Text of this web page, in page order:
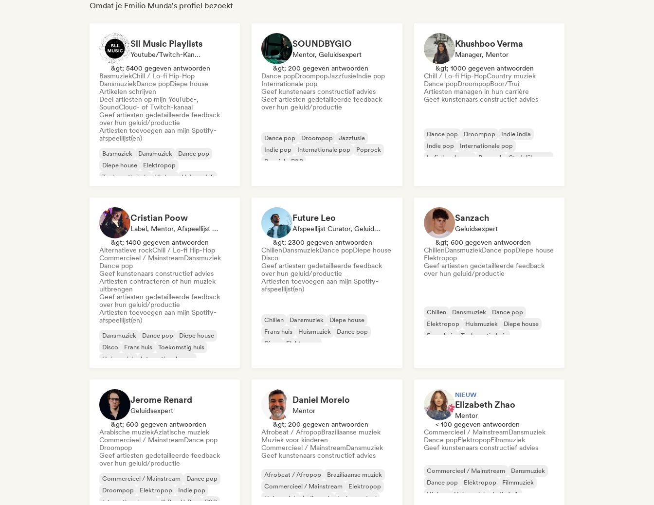
Omdat je Emilio Munda's profiel bezoekt
Sll Music Playlists
Youtube/Twitch-Kanaal, Media Outlet/Journalist, Afspeellijst Curator, Geluidsexpert
&gt; 5400 gegeven antwoorden
BasmuziekChill / Lo-fi Hip-Hop
DansmuziekDance popDiepe house
Artikelen schrijven
Deel artiesten op mijn YouTube-,
SoundCloud- of Twitch-kanaal
Geef artiesten gedetailleerde feedback
over hun geluid/productie
Artiesten toevoegen aan mijn Spotify-
afspeellijst(en)
Basmuziek Dansmuziek
Dance pop
Diepe house
Elektropop
Toekomstig huis
Hiphop Huismuziek
SOUNDBYGIO
Mentor, Geluidsexpert
&gt; 200 gegeven antwoorden
Dance popDroompopJazzfusieIndie pop
Internationale pop
Geef kunstenaars constructief advies
Geef artiesten gedetailleerde feedback
over hun geluid/productie
Dance pop Droompop
Jazzfusie
Indie pop
Internationale pop
Poprock
Popziel
R&B
Khushboo Verma
Manager, Mentor
&gt; 1000 gegeven antwoorden
Chill / Lo-fi Hip-HopCountry muziek
Dance popDroompopBoor/Trui
Artiesten managen in hun carrière
Geef kunstenaars constructief advies
Dance pop Droompop
Indie India
Indie pop
Internationale pop
Lofi slaapkamer
Poprock Stedelijke pop
Cristian Poow
Label, Mentor, Afspeellijst Curator, Geluidsexpert
&gt; 1400 gegeven antwoorden
Alternatieve rockChill / Lo-fi Hip-Hop
Commercieel / MainstreamDansmuziek
Dance pop
Geef kunstenaars constructief advies
Artiesten contracteren of hun muziek
uitbrengen
Geef artiesten gedetailleerde feedback
over hun geluid/productie
Artiesten toevoegen aan mijn Spotify-
afspeellijst(en)
Dansmuziek Dance pop
Diepe house
Disco
Frans huis
Toekomstig huis
Huismuziek
Internationale pop
Future Leo
Afspeellijst Curator, Geluidsexpert
&gt; 2300 gegeven antwoorden
ChillenDansmuziekDance popDiepe house
Disco
Geef artiesten gedetailleerde feedback
over hun geluid/productie
Artiesten toevoegen aan mijn Spotify-
afspeellijst(en)
Chillen Dansmuziek
Diepe house
Frans huis
Huismuziek
Dance pop
Disco
Elektropop
Sanzach
Geluidsexpert
&gt; 600 gegeven antwoorden
ChillenDansmuziekDance popDiepe house
Elektropop
Geef artiesten gedetailleerde feedback
over hun geluid/productie
Chillen Dansmuziek
Dance pop
Elektropop
Huismuziek
Diepe house
Frans huis
Toekomstig huis
Jerome Renard
Geluidsexpert
&gt; 600 gegeven antwoorden
Arabische muziekAziatische muziek
Commercieel / MainstreamDance pop
Droompop
Geef artiesten gedetailleerde feedback
over hun geluid/productie
Commercieel / Mainstream
Dance pop
Droompop
Elektropop
Indie pop
Internationale pop
K-Pop/J-Pop R&B
Daniel Morelo
Mentor
&gt; 200 gegeven antwoorden
Afrobeat / AfropopBraziliaanse muziek
Muziek voor kinderen
Commercieel / MainstreamDansmuziek
Geef kunstenaars constructief advies
Afrobeat / Afropop
Braziliaanse muziek
Commercieel / Mainstream
Elektropop
Huismuziek
Indie rock Instrumentaal
NIEUW
Elizabeth Zhao
Mentor
< 100 gegeven antwoorden
Commercieel / MainstreamDansmuziek
Dance popElektropopFilmmuziek
Geef kunstenaars constructief advies
Commercieel / Mainstream
Dansmuziek
Dance pop
Elektropop
Filmmuziek
Hiphop
Huismuziek Indie folk